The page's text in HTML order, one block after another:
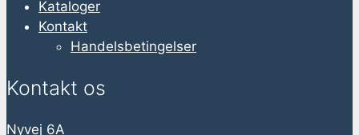
Kataloger
Kontakt
Handelsbetingelser
Kontakt os
Nyvej 6A